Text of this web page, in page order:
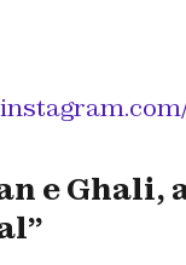
e Ghali,